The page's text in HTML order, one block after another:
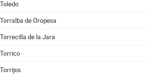
Toledo
Torralba de Oropesa
Torrecilla de la Jara
Torrico
Torrijos